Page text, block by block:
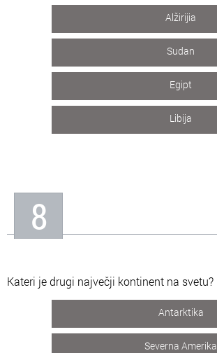
Alžirijia
Sudan
Egipt
Libija
8
Kateri je drugi največji kontinent na svetu?
Antarktika
Severna Amerika